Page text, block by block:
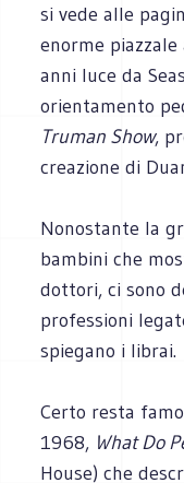
si vede alle
enorme
anni luce da
orientamento
Truman Show,
creazione di
Nonostante la
bambini che
dottori, ci sono
professioni
spiegano i librai.
Certo resta
1968, What Do
House) che